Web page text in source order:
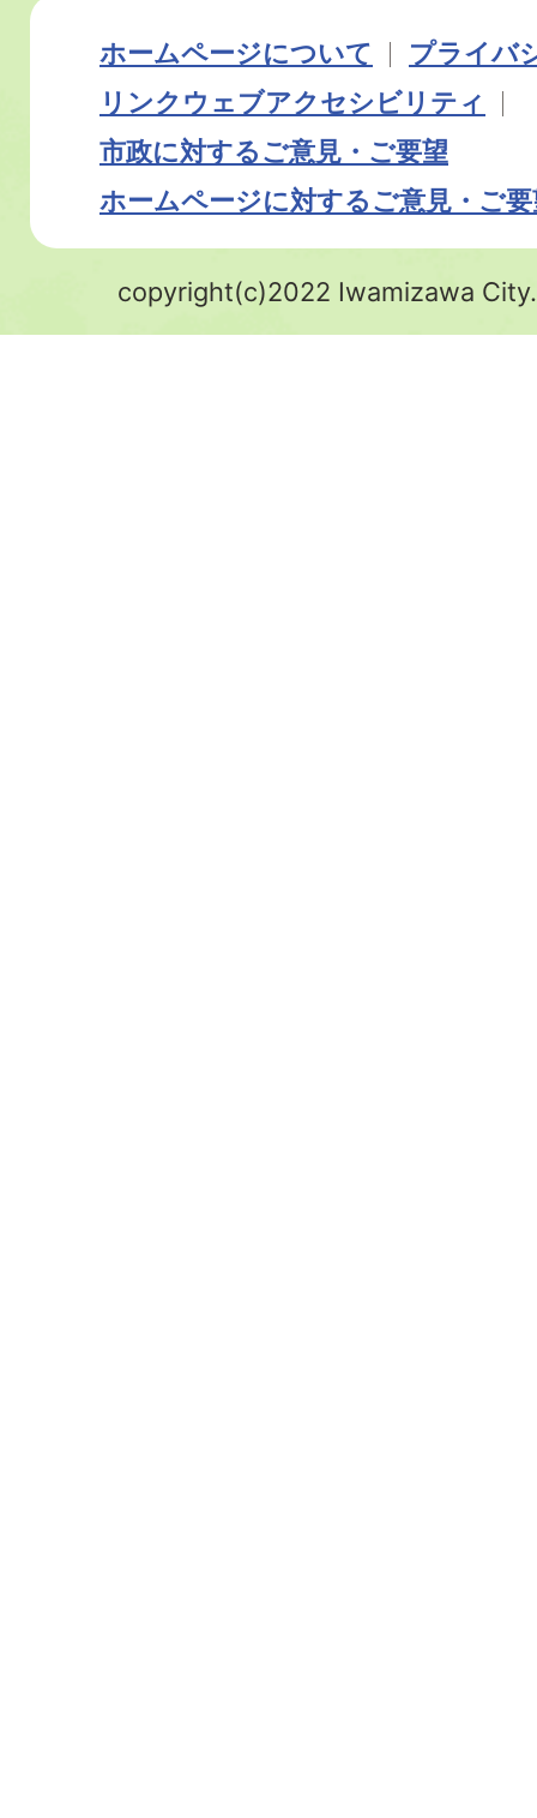
ホームページについて
プライバ
リンク ウェブアクセシビリティ
市政に対するご意見・ご要望
ホームページに対するご意見・ご
copyright(c)2022 Iwamizawa